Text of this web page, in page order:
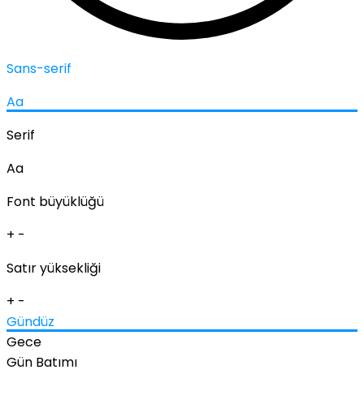
Sans-serif
Aa
Serif
Aa
Font büyüklüğü
+ -
Satır yüksekliği
+ -
Gündüz
Gece
Gün Batımı